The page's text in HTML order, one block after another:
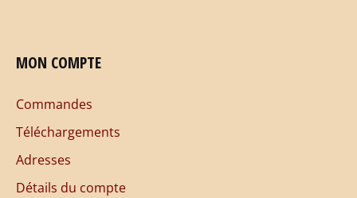
MON COMPTE
Commandes
Téléchargements
Adresses
Détails du compte